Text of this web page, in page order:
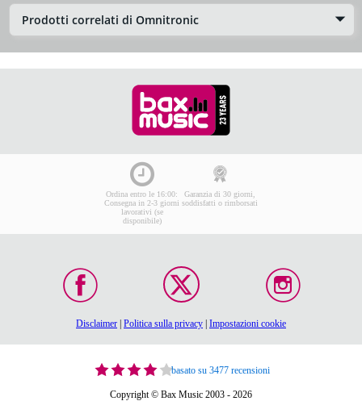
Prodotti correlati di Omnitronic
Ordina entro le 16:00:
Consegna in 2-3 giorni
lavorativi (se
disponibile)
Garanzia di 30 giorni,
soddisfatti o rimborsati
Disclaimer | Politica sulla privacy | Impostazioni cookie
basato su 3477 recensioni
Copyright © Bax Music 2003 - 2026